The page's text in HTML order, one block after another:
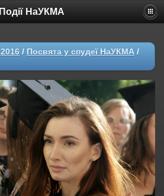
Події НаУКМА
2016 / Посвята у спудеї НаУКМА /